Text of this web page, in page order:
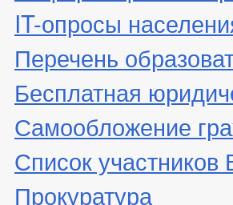
IT-опросы
Перечень
Бесплатная
Самообложение
Список
Прокуратура